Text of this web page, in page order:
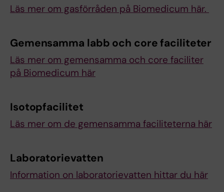
Läs mer om gasförråden på Biomedicum här.
Gemensamma labb och core faciliteter
Läs mer om gemensamma och core faciliter
på Biomedicum här
Isotopfacilitet
Läs mer om de gemensamma faciliteterna här
Laboratorievatten
Information on laboratorievatten hittar du här